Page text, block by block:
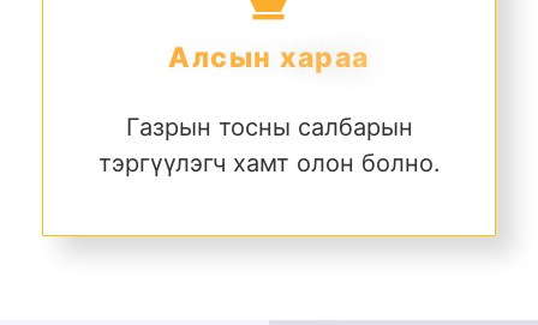
Алсын хараа
Газрын тосны салбарын
тэргүүлэгч хамт олон болно.